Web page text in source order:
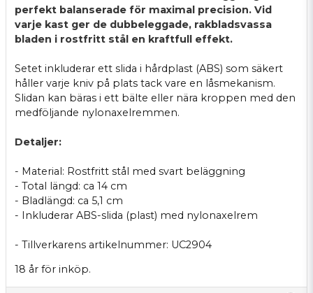
perfekt balanserade för maximal precision. Vid
varje kast ger de dubbeleggade, rakbladsvassa
bladen i rostfritt stål en kraftfull effekt.
Setet inkluderar ett slida i hårdplast (ABS) som säkert
håller varje kniv på plats tack vare en låsmekanism.
Slidan kan bäras i ett bälte eller nära kroppen med den
medföljande nylonaxelremmen.
Detaljer:
- Material: Rostfritt stål med svart beläggning
- Total längd: ca 14 cm
- Bladlängd: ca 5,1 cm
- Inkluderar ABS-slida (plast) med nylonaxelrem
- Tillverkarens artikelnummer: UC2904
18 år för inköp.